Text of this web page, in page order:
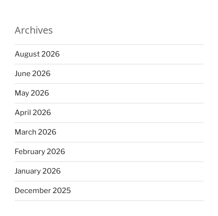
Archives
August 2026
June 2026
May 2026
April 2026
March 2026
February 2026
January 2026
December 2025